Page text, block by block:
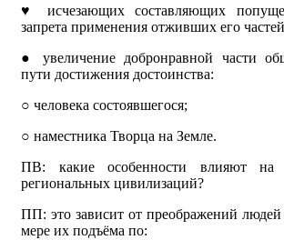
♥
исчезающих составляющих
запрета применения отживших его
●
увеличение добронравной части
пути достижения достоинства:
○ человека состоявшегося;
○ наместника Творца на Земле.
ПВ: какие особенности влияют на
региональных цивилизаций?
ПП: это зависит от преображений
мере их подъёма по: